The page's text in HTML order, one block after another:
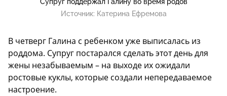
Супруг поддержал Галину во время родов
Источник: Катерина Ефремова
В четверг Галина с ребенком уже выписалась из
роддома. Супруг постарался сделать этот день для
жены незабываемым – на выходе их ожидали
ростовые куклы, которые создали непередаваемое
настроение.